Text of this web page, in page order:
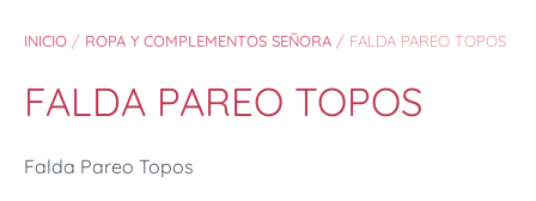
INICIO / ROPA Y COMPLEMENTOS SEÑORA / FALDA PAREO TOPOS
FALDA PAREO TOPOS
Falda Pareo Topos